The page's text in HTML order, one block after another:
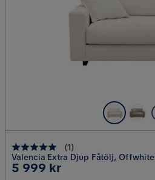
(1)
Valencia Extra Djup Fåtölj, Offwhite
Pris
5 999 kr